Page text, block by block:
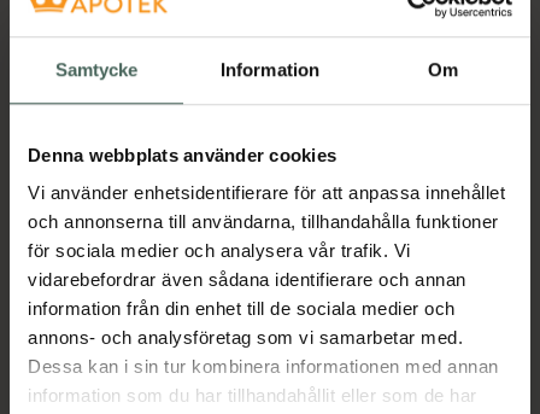
Samtycke Information Om
Denna webbplats använder cookies
Vi använder enhetsidentifierare för att anpassa innehållet
och annonserna till användarna, tillhandahålla funktioner
för sociala medier och analysera vår trafik. Vi
vidarebefordrar även sådana identifierare och annan
information från din enhet till de sociala medier och
annons- och analysföretag som vi samarbetar med.
Dessa kan i sin tur kombinera informationen med annan
information som du har tillhandahållit eller som de har
händerna och stärker naglarna och
nagelbanden.
vitamin, biotin som stärker nageln,
återfuktande sammansättning av bambu,
gurka och hibiskus, cederträ och vanilj får du
en doftupplevelse som tar dig till en härlig
semesterö.
EAN:05904302000681
Kategorier:
Handkräm HandvårdHänder och fötter